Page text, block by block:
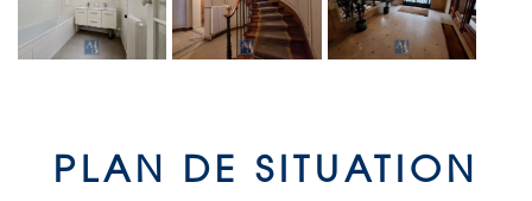
PLAN DE SITUATION